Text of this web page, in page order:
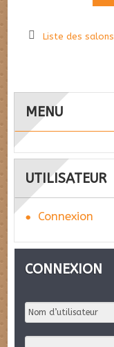
Liste des salons
MENU
UTILISATEUR
Connexion
CONNEXION